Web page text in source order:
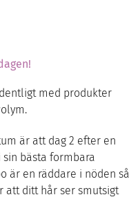
med produkter
är att dag 2 efter en
bästa formbara
är en räddare i nöden så
att ditt hår ser smutsigt